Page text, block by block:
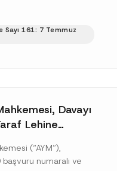
(“Tebliğ”) ile yeni
[Devamını Oku]
Sayı 161: 7 Temmuz
Davayı
Lehine
Nedeniyle
(“AYM”),
numaralı ve
sağlanan kişisel verilerle